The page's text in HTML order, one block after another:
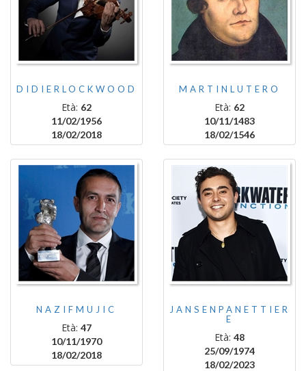
DIDIERLOCKWOOD
Età: 62
11/02/1956
18/02/2018
MARTINLUTERO
Età: 62
10/11/1483
18/02/1546
NAZIFMUJIC
Età: 47
10/11/1970
18/02/2018
JANSENPANETTIER
E
Età: 48
25/09/1974
18/02/2023